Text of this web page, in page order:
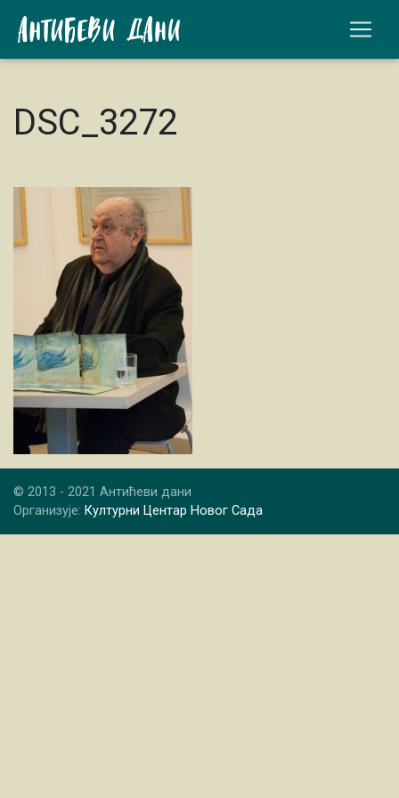
DSC_3272
© 2013 - 2021 Антићеви дани
Организује: Културни Центар Новог Сада